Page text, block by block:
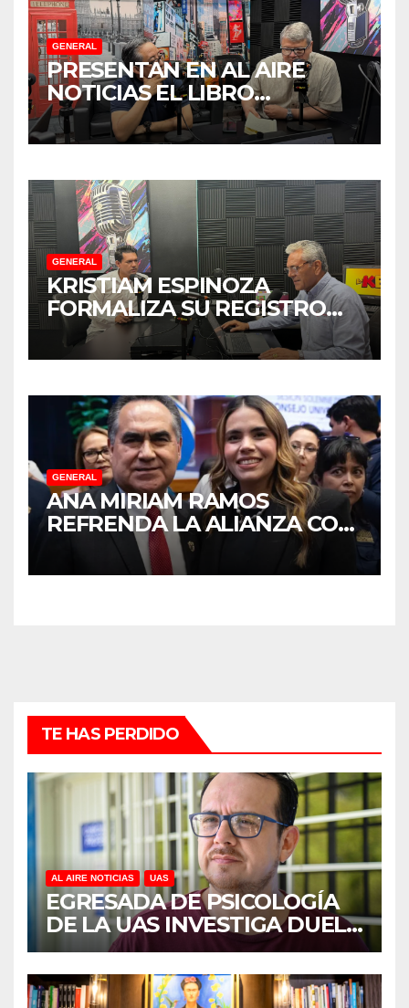
GENERAL
PRESENTAN EN AL AIRE
NOTICIAS EL LIBRO
“TENDENCIAS
SUBREGIONALES DE
GENERAL
KRISTIAM ESPINOZA
FORMALIZA SU REGISTRO
PARA COORDINAR LA
DEFENSA DE LA
SINALOA
GENERAL
ANA MIRIAM RAMOS
REFRENDA LA ALIANZA CON
LA UNIVERSIDAD
AUTÓNOMA DE SINALOA
TE HAS PERDIDO
AL AIRE NOTICIAS UAS
EGRESADA DE PSICOLOGÍA
DE LA UAS INVESTIGA DUELO
ANTICIPADO Y SOBRECARGA
EN CUIDADORES DE
ADULTOS MAYORES